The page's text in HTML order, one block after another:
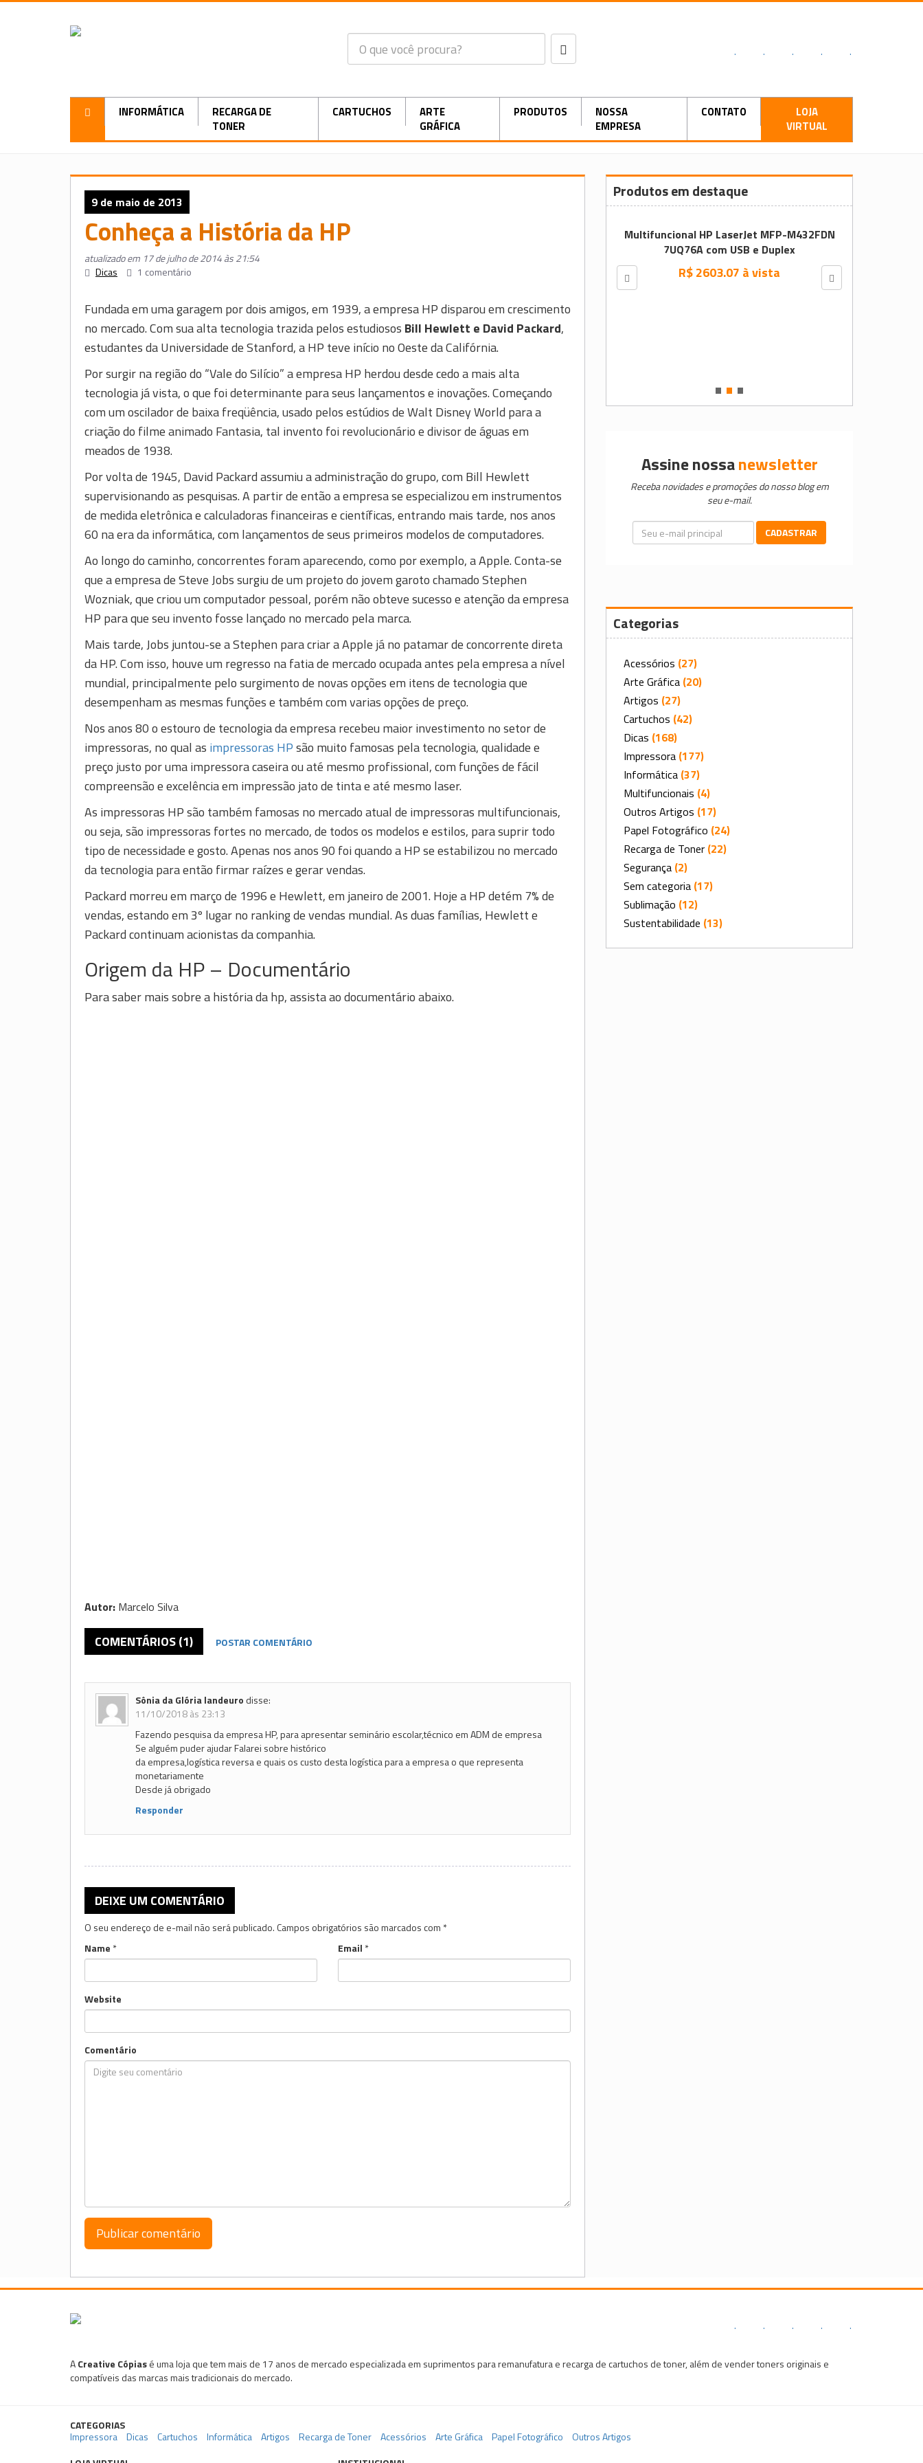
. . . . .
INFORMÁTICA
RECARGA DE
TONER
CARTUCHOS
ARTE
GRÁFICA
PRODUTOS
NOSSA
EMPRESA
CONTATO
LOJA
VIRTUAL
9 de maio de 2013
Conheça a História da HP
atualizado em 17 de julho de 2014 às 21:54
Dicas
1 comentário
Fundada em uma garagem por dois amigos, em 1939, a empresa HP disparou em crescimento
no mercado. Com sua alta tecnologia trazida pelos estudiosos Bill Hewlett e David Packard,
estudantes da Universidade de Stanford, a HP teve início no Oeste da Califórnia.
Por surgir na região do “Vale do Silício” a empresa HP herdou desde cedo a mais alta
tecnologia já vista, o que foi determinante para seus lançamentos e inovações. Começando
com um oscilador de baixa freqüência, usado pelos estúdios de Walt Disney World para a
criação do filme animado Fantasia, tal invento foi revolucionário e divisor de águas em
meados de 1938.
Por volta de 1945, David Packard assumiu a administração do grupo, com Bill Hewlett
supervisionando as pesquisas. A partir de então a empresa se especializou em instrumentos
de medida eletrônica e calculadoras financeiras e científicas, entrando mais tarde, nos anos
60 na era da informática, com lançamentos de seus primeiros modelos de computadores.
Ao longo do caminho, concorrentes foram aparecendo, como por exemplo, a Apple. Conta-se
que a empresa de Steve Jobs surgiu de um projeto do jovem garoto chamado Stephen
Wozniak, que criou um computador pessoal, porém não obteve sucesso e atenção da empresa
HP para que seu invento fosse lançado no mercado pela marca.
Mais tarde, Jobs juntou-se a Stephen para criar a Apple já no patamar de concorrente direta
da HP. Com isso, houve um regresso na fatia de mercado ocupada antes pela empresa a nível
mundial, principalmente pelo surgimento de novas opções em itens de tecnologia que
desempenham as mesmas funções e também com varias opções de preço.
Nos anos 80 o estouro de tecnologia da empresa recebeu maior investimento no setor de
impressoras, no qual as impressoras HPsão muito famosas pela tecnologia, qualidade e
preço justo por uma impressora caseira ou até mesmo profissional, com funções de fácil
compreensão e excelência em impressão jato de tinta e até mesmo laser.
As impressoras HP são também famosas no mercado atual de impressoras multifuncionais,
ou seja, são impressoras fortes no mercado, de todos os modelos e estilos, para suprir todo
tipo de necessidade e gosto. Apenas nos anos 90 foi quando a HP se estabilizou no mercado
da tecnologia para então firmar raízes e gerar vendas.
Packard morreu em março de 1996 e Hewlett, em janeiro de 2001. Hoje a HP detém 7% de
vendas, estando em 3º lugar no ranking de vendas mundial. As duas famílias, Hewlett e
Packard continuam acionistas da companhia.
Origem da HP – Documentário
Para saber mais sobre a história da hp, assista ao documentário abaixo.
Autor: Marcelo Silva
COMENTÁRIOS (1) POSTAR COMENTÁRIO
Sônia da Glória landeuro disse:
11/10/2018 às 23:13
Fazendo pesquisa da empresa HP, para apresentar seminário escolar,técnico em ADM de empresa
Se alguém puder ajudar Falarei sobre histórico
da empresa,logística reversa e quais os custo desta logística para a empresa o que representa
monetariamente
Desde já obrigado
Responder
DEIXE UM COMENTÁRIO
O seu endereço de e-mail não será publicado. Campos obrigatórios são marcados com *
Name * Email *
Website
Comentário
Produtos em destaque
Multifuncional HP LaserJet MFP-M432FDN
7UQ76A com USB e Duplex
R$ 2603.07 à vista
•••
Assine nossanewsletter
Receba novidades e promoções do nosso blog em
seu e-mail.
CADASTRAR
Categorias
Acessórios (27)
Arte Gráfica (20)
Artigos (27)
Cartuchos (42)
Dicas (168)
Impressora (177)
Informática (37)
Multifuncionais (4)
Outros Artigos (17)
Papel Fotográfico (24)
Recarga de Toner (22)
Segurança (2)
Sem categoria (17)
Sublimação (12)
Sustentabilidade (13)
. . . . .
ACreative Cópiasé uma loja que tem mais de 17 anos de mercado especializada em suprimentos para remanufatura e recarga de cartuchos de toner, além de vender toners originais e
compatíveis das marcas mais tradicionais do mercado.
CATEGORIAS
Impressora
Dicas Cartuchos Informática Artigos Recarga de Toner Acessórios Arte Gráfica Papel Fotográfico
Outros Artigos